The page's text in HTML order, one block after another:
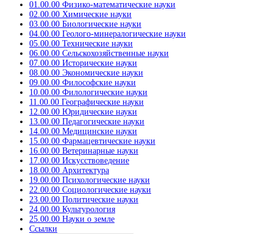
01.00.00 Физико-математические науки
02.00.00 Химические науки
03.00.00 Биологические науки
04.00.00 Геолого-минералогические науки
05.00.00 Технические науки
06.00.00 Сельскохозяйственные науки
07.00.00 Исторические науки
08.00.00 Экономические науки
09.00.00 Философские науки
10.00.00 Филологические науки
11.00.00 Географические науки
12.00.00 Юридические науки
13.00.00 Педагогические науки
14.00.00 Медицинские науки
15.00.00 Фармацевтические науки
16.00.00 Ветеринарные науки
17.00.00 Искусствоведение
18.00.00 Архитектура
19.00.00 Психологические науки
22.00.00 Социологические науки
23.00.00 Политические науки
24.00.00 Культурология
25.00.00 Науки о земле
Ссылки